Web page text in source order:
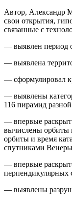
Автор, Александр
свои открытия,
связанные с
— выявлен период
— выявлена
— сформулировал
— выявлены
116 пирамид
— впервые раскрыт
вычислены орбиты
орбиты и время
спутниками
— впервые
перпендикулярных
— выявлены